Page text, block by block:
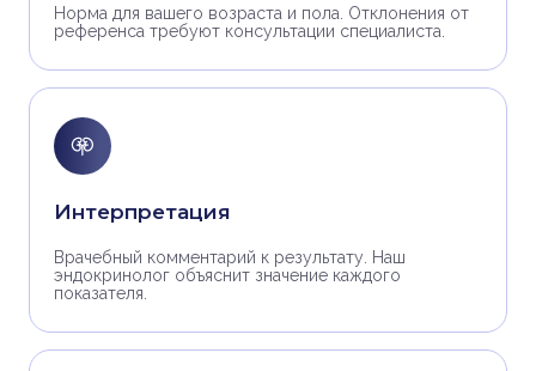
Норма для вашего возраста и пола. Отклонения от
референса требуют консультации специалиста.
Интерпретация
Врачебный комментарий к результату. Наш
эндокринолог объяснит значение каждого
показателя.